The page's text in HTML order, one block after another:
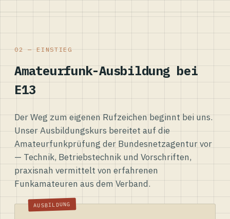
02 — EINSTIEG
Amateurfunk-Ausbildung bei
E13
Der Weg zum eigenen Rufzeichen beginnt bei uns.
Unser Ausbildungskurs bereitet auf die
Amateurfunkprüfung der Bundesnetzagentur vor
— Technik, Betriebstechnik und Vorschriften,
praxisnah vermittelt von erfahrenen
Funkamateuren aus dem Verband.